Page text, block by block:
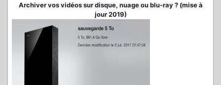
Archiver vos vidéos sur disque, nuage ou blu-ray ? (mise à
jour 2019)